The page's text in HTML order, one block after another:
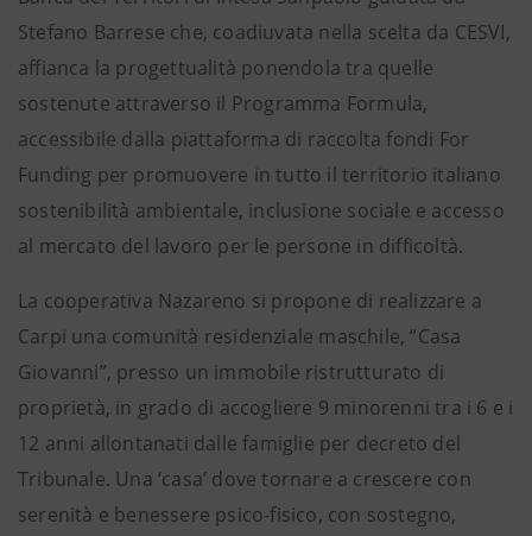
Stefano Barrese che, coadiuvata nella scelta da CESVI,
affianca la progettualità ponendola tra quelle
sostenute attraverso il Programma Formula,
accessibile dalla piattaforma di raccolta fondi For
Funding per promuovere in tutto il territorio italiano
sostenibilità ambientale, inclusione sociale e accesso
al mercato del lavoro per le persone in difficoltà.
La cooperativa Nazareno si propone di realizzare a
Carpi una comunità residenziale maschile, “Casa
Giovanni”, presso un immobile ristrutturato di
proprietà, in grado di accogliere 9 minorenni tra i 6 e i
12 anni allontanati dalle famiglie per decreto del
Tribunale. Una ‘casa’ dove tornare a crescere con
serenità e benessere psico-fisico, con sostegno,